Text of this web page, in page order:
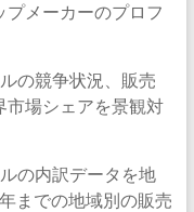
メーカーのプロフ
の競争状況、販売
市場シェアを景観対
の内訳データを地
までの地域別の販売